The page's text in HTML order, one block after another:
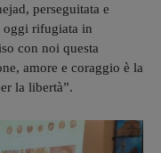
perseguitata e
oggi rifugiata in
con noi questa
amore e coraggio è la
la libertà”.